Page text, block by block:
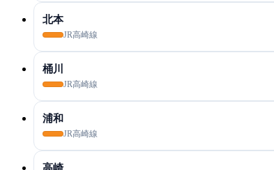
北本
JR高崎線
桶川
JR高崎線
浦和
JR高崎線